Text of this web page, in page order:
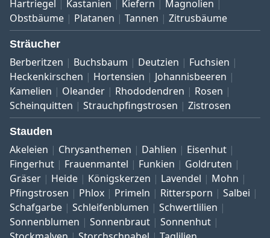
Hartriegel Kastanien Kiefern
Magnolien
Obstbäume
Platanen Tannen Zitrusbäume
Sträucher
Berberitzen Buchsbaum Deutzien
Fuchsien
Heckenkirschen
Hortensien
Johannisbeeren
Kamelien
Oleander Rhododendren
Rosen
Scheinquitten
Strauchpfingstrosen Zistrosen
Stauden
Akeleien Chrysanthemen Dahlien
Eisenhut
Fingerhut
Frauenmantel Funkien
Goldruten
Gräser
Heide Königskerzen Lavendel
Mohn
Pfingstrosen
Phlox Primeln Rittersporn
Salbei
Schafgarbe
Schleifenblumen
Schwertlilien
Sonnenblumen
Sonnenbraut
Sonnenhut